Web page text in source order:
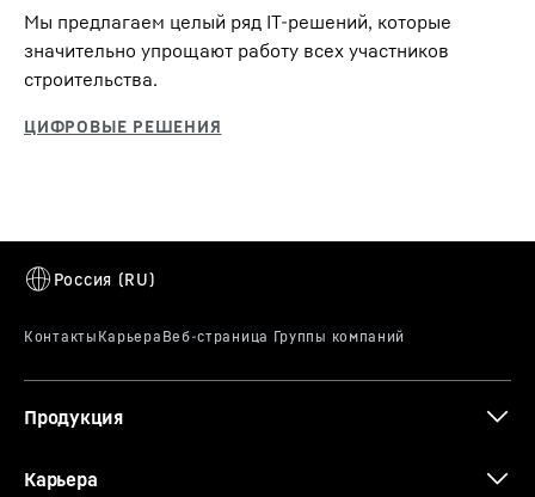
Мы предлагаем целый ряд IT-решений, которые
значительно упрощают работу всех участников
строительства.
Продукция
Карьера